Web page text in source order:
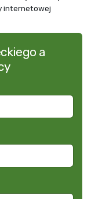
internetowej
a